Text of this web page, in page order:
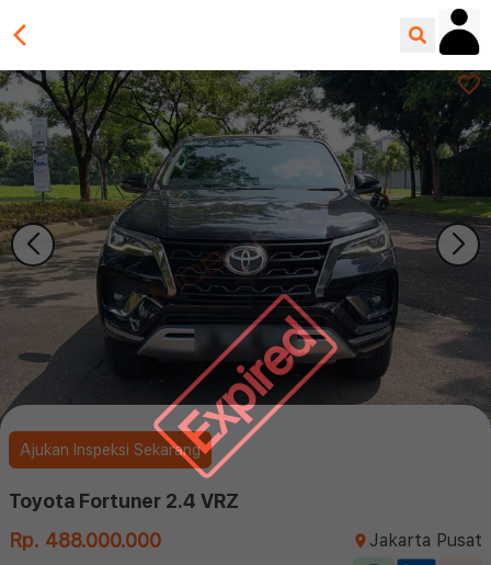
Expired
Ajukan Inspeksi Sekarang
Toyota Fortuner 2.4 VRZ
Rp. 488.000.000
Jakarta Pusat